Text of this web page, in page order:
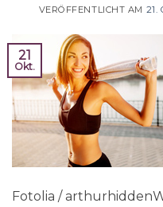
VERÖFFENTLICHT AM 21.
21
Okt.
Fotolia /